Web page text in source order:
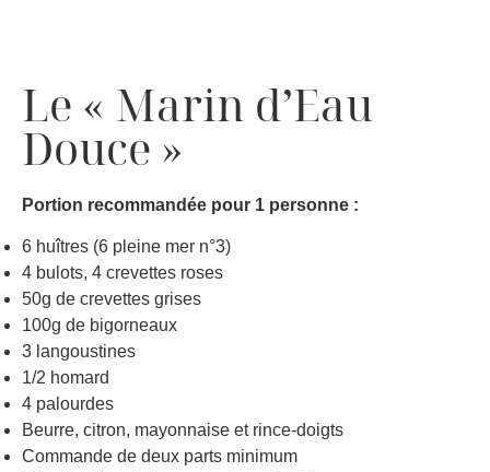
Le « Marin d’Eau
Douce »
Portion recommandée pour 1 personne :
6 huîtres (6 pleine mer n°3)
4 bulots, 4 crevettes roses
50g de crevettes grises
100g de bigorneaux
3 langoustines
1/2 homard
4 palourdes
Beurre, citron, mayonnaise et rince-doigts
Commande de deux parts minimum